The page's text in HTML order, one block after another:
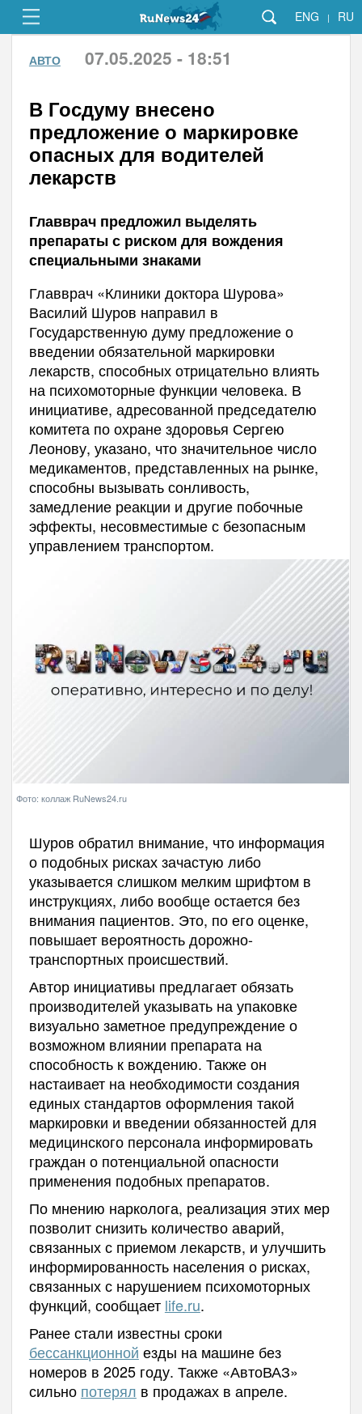
ENG | RU
АВТО 07.05.2025 - 18:51
В Госдуму внесено
предложение о маркировке
опасных для водителей
лекарств
Главврач предложил выделять
препараты с риском для вождения
специальными знаками
Главврач «Клиники доктора Шурова»
Василий Шуров направил в
Государственную думу предложение о
введении обязательной маркировки
лекарств, способных отрицательно влиять
на психомоторные функции человека. В
инициативе, адресованной председателю
комитета по охране здоровья Сергею
Леонову, указано, что значительное число
медикаментов, представленных на рынке,
способны вызывать сонливость,
замедление реакции и другие побочные
эффекты, несовместимые с безопасным
управлением транспортом.
Фото: коллаж RuNews24.ru
Шуров обратил внимание, что информация
о подобных рисках зачастую либо
указывается слишком мелким шрифтом в
инструкциях, либо вообще остается без
внимания пациентов. Это, по его оценке,
повышает вероятность дорожно-
транспортных происшествий.
Автор инициативы предлагает обязать
производителей указывать на упаковке
визуально заметное предупреждение о
возможном влиянии препарата на
способность к вождению. Также он
настаивает на необходимости создания
единых стандартов оформления такой
маркировки и введении обязанностей для
медицинского персонала информировать
граждан о потенциальной опасности
применения подобных препаратов.
По мнению нарколога, реализация этих мер
позволит снизить количество аварий,
связанных с приемом лекарств, и улучшить
информированность населения о рисках,
связанных с нарушением психомоторных
функций, сообщает life.ru.
Ранее стали известны сроки
бессанкционной езды на машине без
номеров в 2025 году. Также «АвтоВАЗ»
сильно потерял в продажах в апреле.